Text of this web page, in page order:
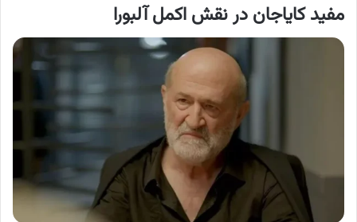
مفید کایاجان در نقش اکمل آلبورا